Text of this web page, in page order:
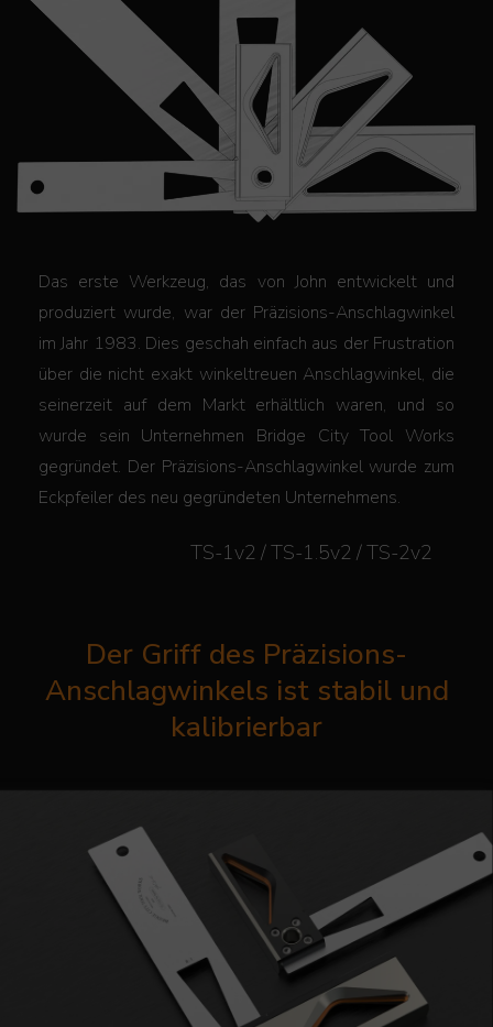
Das erste Werkzeug, das von John entwickelt und
produziert wurde, war der Präzisions-Anschlagwinkel
im Jahr 1983. Dies geschah einfach aus der Frustration
über die nicht exakt winkeltreuen Anschlagwinkel, die
seinerzeit auf dem Markt erhältlich waren, und so
wurde sein Unternehmen Bridge City Tool Works
gegründet. Der Präzisions-Anschlagwinkel wurde zum
Eckpfeiler des neu gegründeten Unternehmens.
TS-1v2 / TS-1.5v2 / TS-2v2
Der Griff des Präzisions-
Anschlagwinkels ist stabil und
kalibrierbar